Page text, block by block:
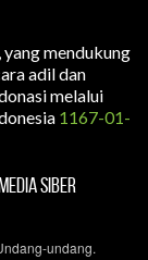
yang mendukung
adil dan
melalui
1167-01-
SIBER
undang.